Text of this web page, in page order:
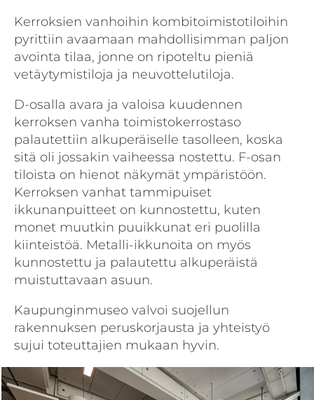
Kerroksien vanhoihin kombitoimistotiloihin
pyrittiin avaamaan mahdollisimman paljon
avointa tilaa, jonne on ripoteltu pieniä
vetäytymistiloja ja neuvottelutiloja.
D-osalla avara ja valoisa kuudennen
kerroksen vanha toimistokerrostaso
palautettiin alkuperäiselle tasolleen, koska
sitä oli jossakin vaiheessa nostettu. F-osan
tiloista on hienot näkymät ympäristöön.
Kerroksen vanhat tammipuiset
ikkunanpuitteet on kunnostettu, kuten
monet muutkin puuikkunat eri puolilla
kiinteistöä. Metalli-ikkunoita on myös
kunnostettu ja palautettu alkuperäistä
muistuttavaan asuun.
Kaupunginmuseo valvoi suojellun
rakennuksen peruskorjausta ja yhteistyö
sujui toteuttajien mukaan hyvin.